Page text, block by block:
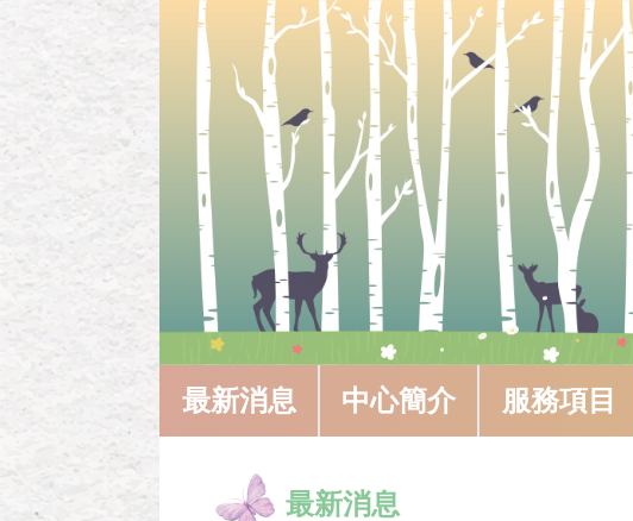
最新消息 中心簡介 服務項目
最新消息
中心簡介